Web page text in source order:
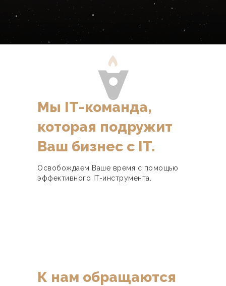
Освобождаем Ваше время с помощью
эффективного IT-инструмента.
Мы IT-команда,
которая подружит
Ваш бизнес с IT.
К нам обращаются